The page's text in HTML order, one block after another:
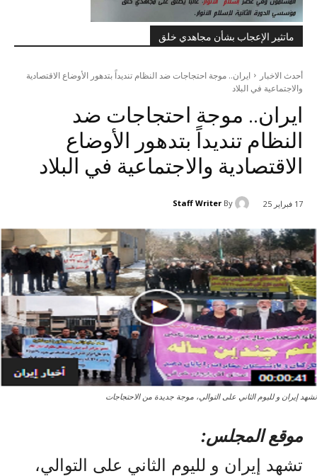
ماتثير الإعجاب بشأن مجاهدي خلق
أحدث الاخبار
ایران.. موجة احتجاجات ضد النظام تندیداً بتدهور الأوضاع الاقتصادية
والاجتماعية في البلاد
ایران.. موجة احتجاجات ضد
النظام تندیداً بتدهور الأوضاع
الاقتصادية والاجتماعية في البلاد
17 فبراير 25 By
Staff Writer
تشهد إيران و لليوم الثاني على التوالي، موجة جديدة من الاحتجاجات
موقع المجلس:
تشهد إيران و لليوم الثاني على التوالي،